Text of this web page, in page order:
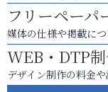
フリーペーパ
媒体の仕様や掲載に
WEB・DTP
デザイン制作の料金